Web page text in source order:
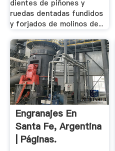
dientes de piñones y
ruedas dentadas fundidos
y forjados de molinos de...
Engranajes En
Santa Fe, Argentina
| Páginas.